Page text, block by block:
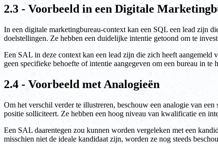
2.3 - Voorbeeld in een Digitale
In een digitale marketingbureau-context kan een SQL een lead zijn
doelstellingen. Ze hebben een duidelijke intentie getoond om te
Een SAL in deze context kan een lead zijn die zich heeft
geen specifieke behoefte of intentie aangegeven om een bureau in
2.4 - Voorbeeld met Analogieën
Om het verschil verder te illustreren, beschouw een analogie van
positie solliciteert. Ze hebben een hoog niveau van kwalificatie en
Een SAL daarentegen zou kunnen worden vergeleken met een
misschien niet de ideale kandidaat zijn, worden ze nog steeds